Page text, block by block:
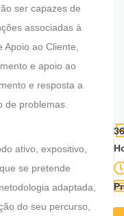
ser capazes de
associadas à
ao Cliente,
e apoio ao
e resposta a
de problemas.
ativo, expositivo,
se pretende
adaptada,
do seu percurso,